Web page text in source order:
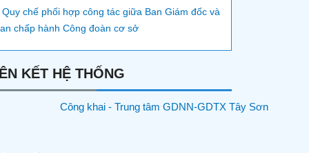
Quy chế phối hợp công tác giữa Ban Giám đốc và
chấp hành Công đoàn cơ sở
KẾT HỆ THỐNG